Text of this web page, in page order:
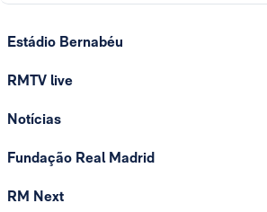
Estádio Bernabéu
RMTV live
Notícias
Fundação Real Madrid
RM Next